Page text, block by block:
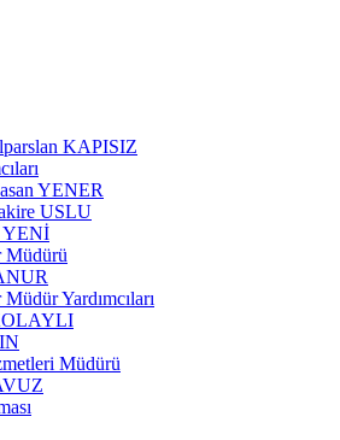
KAPISIZ
YENER
USLU
YENİ
Müdürü
Yardımcıları
Müdürü